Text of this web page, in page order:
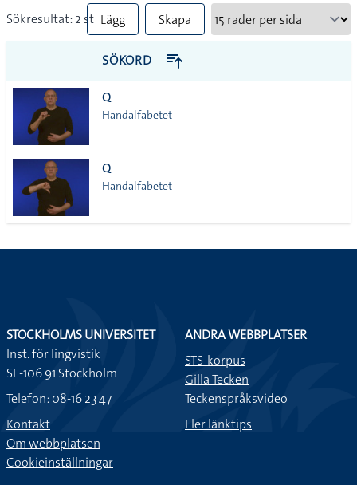
Sökresultat: 2 st Lägg
till
alla i
lista
Skapa
PDF
SÖKORD
Q
Handalfabetet
Q
Handalfabetet
STOCKHOLMS UNIVERSITET
Inst. för lingvistik
SE-106 91 Stockholm
Telefon: 08-16 23 47
Kontakt
Om webbplatsen
Cookieinställningar
ANDRA WEBBPLATSER
STS-korpus
Gilla Tecken
Teckenspråksvideo
Fler länktips